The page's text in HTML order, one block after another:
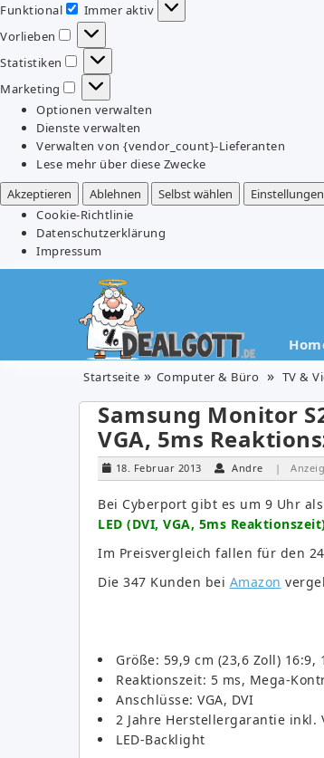
Funktional
Funktional
Immer aktiv
Vorlieben
Vorlieben
Statistiken
Statistiken
Marketing
Marketing
Optionen verwalten
Dienste verwalten
Verwalten von {vendor_count}-Lieferanten
Lese mehr über diese Zwecke
Akzeptieren
Ablehnen Selbst wählen
Cookie-Richtlinie
Datenschutzerklärung
Impressum
Startseite Computer & Büro TV &
Samsung Monitor
VGA, 5ms
18. Februar 2013 Andre |
Bei Cyberport gibt es um 9 Uhr
LED (DVI, VGA, 5ms
Im Preisvergleich fallen für den
Die 347 Kunden bei Amazon
Größe: 59,9 cm (23,6 Zoll) 16:9,
Reaktionszeit: 5 ms, Mega-
Anschlüsse: VGA, DVI
2 Jahre Herstellergarantie inkl.
LED-Backlight